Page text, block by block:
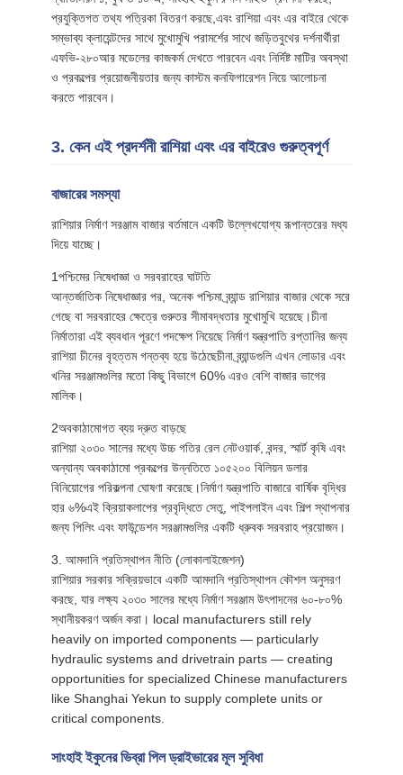
প্রযুক্তিগত তথ্য পত্রিকা বিতরণ করছে,এবং রাশিয়া এবং এর বাইরে থেকে
সম্ভাব্য ক্লায়েন্টদের সাথে মুখোমুখি পরামর্শের সাথে জড়িতবুথের দর্শনার্থীরা
এফভি-২৮০আর মডেলের কাজকর্ম দেখতে পারবেন এবং নির্দিষ্ট মাটির অবস্থা
ও প্রকল্পের প্রয়োজনীয়তার জন্য কাস্টম কনফিগারেশন নিয়ে আলোচনা
করতে পারবেন।
3. কেন এই প্রদর্শনী রাশিয়া এবং এর বাইরেও গুরুত্বপূর্ণ
বাজারের সমস্যা
রাশিয়ার নির্মাণ সরঞ্জাম বাজার বর্তমানে একটি উল্লেখযোগ্য রূপান্তরের মধ্য
দিয়ে যাচ্ছে।
1পশ্চিমের নিষেধাজ্ঞা ও সরবরাহের ঘাটতি
আন্তর্জাতিক নিষেধাজ্ঞার পর, অনেক পশ্চিমা ব্র্যান্ড রাশিয়ার বাজার থেকে সরে
গেছে বা সরবরাহের ক্ষেত্রে গুরুতর সীমাবদ্ধতার মুখোমুখি হয়েছে।চীনা
নির্মাতারা এই ব্যবধান পূরণে পদক্ষেপ নিয়েছে নির্মাণ যন্ত্রপাতি রপ্তানির জন্য
রাশিয়া চীনের বৃহত্তম গন্তব্য হয়ে উঠেছেচীনা ব্র্যান্ডগুলি এখন লোডার এবং
খনির সরঞ্জামগুলির মতো কিছু বিভাগে 60% এরও বেশি বাজার ভাগের
মালিক।
2অবকাঠামোগত ব্যয় দ্রুত বাড়ছে
রাশিয়া ২০৩০ সালের মধ্যে উচ্চ গতির রেল নেটওয়ার্ক, বন্দর, স্মার্ট কৃষি এবং
অন্যান্য অবকাঠামো প্রকল্পের উন্নতিতে ১০৫২০০ বিলিয়ন ডলার
বিনিয়োগের পরিকল্পনা ঘোষণা করেছে।নির্মাণ যন্ত্রপাতি বাজারে বার্ষিক বৃদ্ধির
হার ৬%এই ক্রিয়াকলাপের প্রবৃদ্ধিতে সেতু, পাইপলাইন এবং শিল্প স্থাপনার
জন্য পিলিং এবং ফাউন্ডেশন সরঞ্জামগুলির একটি ধ্রুবক সরবরাহ প্রয়োজন।
3. আমদানি প্রতিস্থাপন নীতি (লোকালাইজেশন)
রাশিয়ার সরকার সক্রিয়ভাবে একটি আমদানি প্রতিস্থাপন কৌশল অনুসরণ
করছে, যার লক্ষ্য ২০৩০ সালের মধ্যে নির্মাণ সরঞ্জাম উৎপাদনের ৬০-৮০%
স্থানীয়করণ অর্জন করা। local manufacturers still rely
heavily on imported components — particularly
hydraulic systems and drivetrain parts — creating
opportunities for specialized Chinese manufacturers
like Shanghai Yekun to supply complete units or
critical components.
সাংহাই ইকুনের ভিব্রা পিল ড্রাইভারের মূল সুবিধা